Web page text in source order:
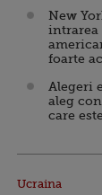
New
intrarea
foarte
Alegeri
aleg
care
Ucraina